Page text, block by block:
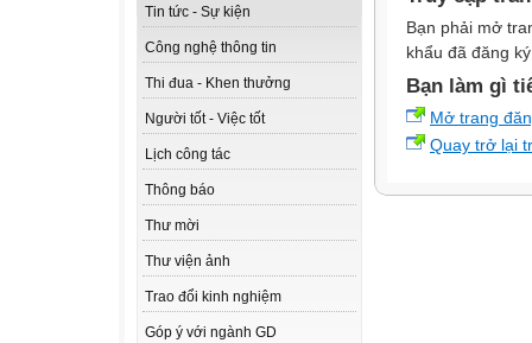
Tin tức - Sự kiện
Công nghệ thông tin
Thi đua - Khen thưởng
Người tốt - Việc tốt
Lịch công tác
Thông báo
Thư mời
Thư viện ảnh
Trao đổi kinh nghiệm
Góp ý với ngành GD
Bạn phải mở
khẩu đã đăng
Bạn làm gì
Mở trang
Quay trở lại